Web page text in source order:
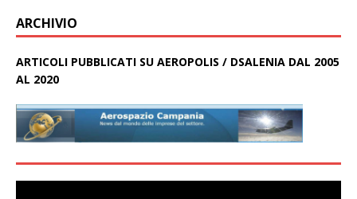
ARCHIVIO
ARTICOLI PUBBLICATI SU AEROPOLIS / DSALENIA DAL 2005
AL 2020